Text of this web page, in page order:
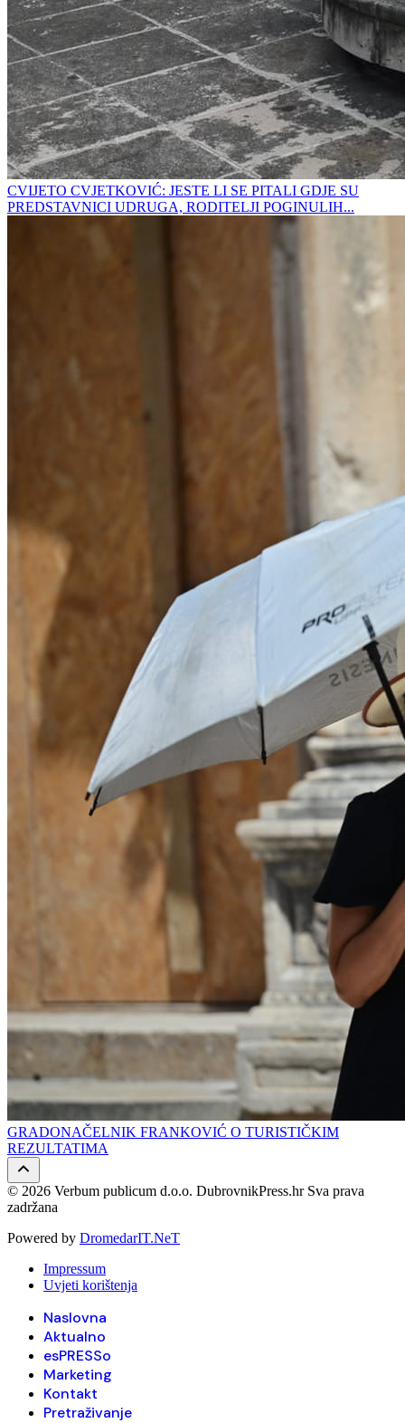
CVIJETO CVJETKOVIĆ: JESTE LI SE PITALI GDJE SU
PREDSTAVNICI UDRUGA, RODITELJI POGINULIH...
GRADONAČELNIK FRANKOVIĆ O TURISTIČKIM
REZULTATIMA
© 2026 Verbum publicum d.o.o. DubrovnikPress.hr Sva prava
zadržana
Powered by DromedarIT.NeT
Impressum
Uvjeti korištenja
Naslovna
Aktualno
esPRESSo
Marketing
Kontakt
Pretraživanje